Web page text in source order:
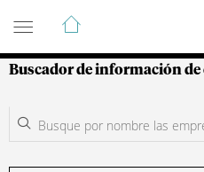
Guía de Empresas
Buscador de información de